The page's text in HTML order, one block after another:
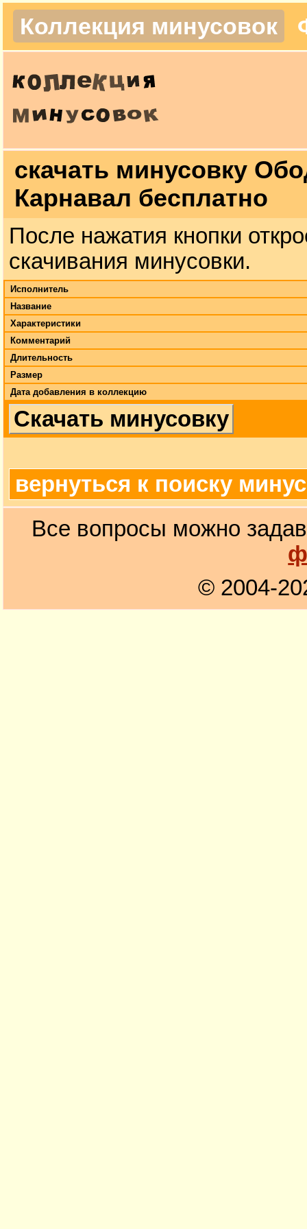
Коллекция минусовок
скачать минусовку
Карнавал бесплатно
После нажатия кнопки
скачивания минусовки.
Исполнитель
Название
Характеристики
Комментарий
Длительность
Размер
Дата добавления в коллекцию
Скачать минусовку
вернуться к поиску
Все вопросы можно
© 2004-